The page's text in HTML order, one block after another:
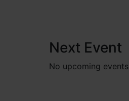
Next Event
No upcoming events